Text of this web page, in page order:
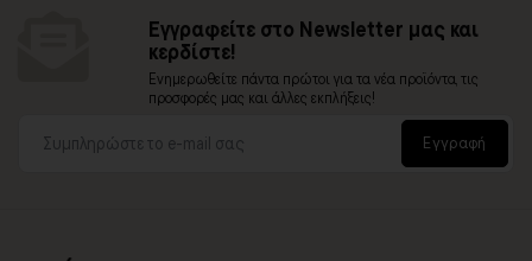
Εγγραφείτε στο Newsletter μας και
κερδίστε!
Ενημερωθείτε πάντα πρώτοι για τα νέα προϊόντα, τις
προσφορές μας και άλλες εκπλήξεις!
Εγγραφή